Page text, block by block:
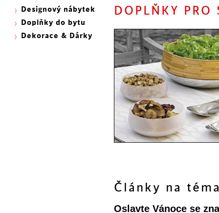
DOPLŇKY
Články na
Oslavte Vánoce se
Designový nábytek
Doplňky do bytu
Dekorace & Dárky